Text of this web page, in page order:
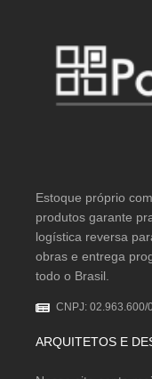
Estoque próprio
produtos garante
logística reversa
obras e entrega
todo o Brasil.
CNPJ: 02.963.600/
ARQUITETOS E